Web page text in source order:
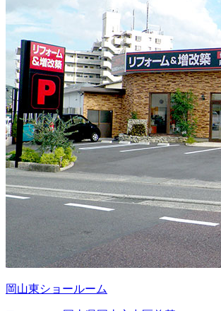
岡山東ショールーム